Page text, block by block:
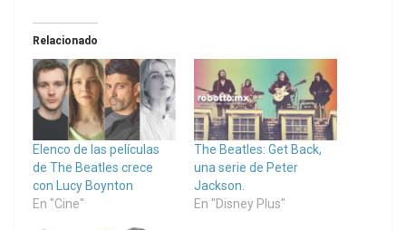
Relacionado
Elenco de las películas
de The Beatles crece
con Lucy Boynton
En "Cine"
The Beatles: Get Back,
una serie de Peter
Jackson.
En "Disney Plus"